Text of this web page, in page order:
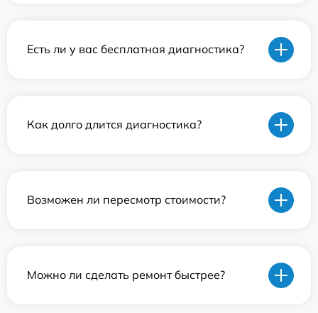
Есть ли у вас бесплатная диагностика?
Как долго длится диагностика?
Возможен ли пересмотр стоимости?
Можно ли сделать ремонт быстрее?